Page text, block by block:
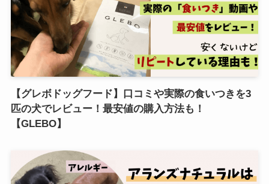
【グレボドッグフード】口コミや実際の食いつきを3
匹の犬でレビュー！最安値の購入方法も！
【GLEBO】